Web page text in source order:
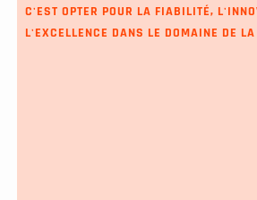
C'EST OPTER POUR LA FIABILITÉ,
L'EXCELLENCE DANS LE DOMAINE DE LA